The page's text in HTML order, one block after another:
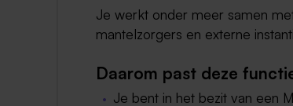
Je werkt onder meer samen
mantelzorgers en externe
Daarom past deze
Je bent in het bezit van een